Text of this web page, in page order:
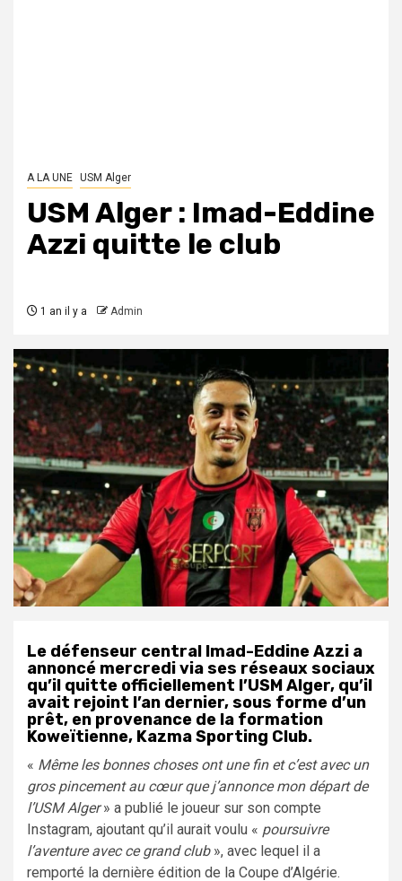
A LA UNE USM Alger
USM Alger : Imad-Eddine
Azzi quitte le club
1 an il y a Admin
Le défenseur central Imad-Eddine Azzi a
annoncé mercredi via ses réseaux sociaux
qu’il quitte officiellement l’USM Alger, qu’il
avait rejoint l’an dernier, sous forme d’un
prêt, en provenance de la formation
Koweïtienne, Kazma Sporting Club.
« Même les bonnes choses ont une fin et c’est avec un
gros pincement au cœur que j’annonce mon départ de
l’USM Alger» a publié le joueur sur son compte
Instagram, ajoutant qu’il aurait voulu « poursuivre
l’aventure avec ce grand club », avec lequel il a
remporté la dernière édition de la Coupe d’Algérie.